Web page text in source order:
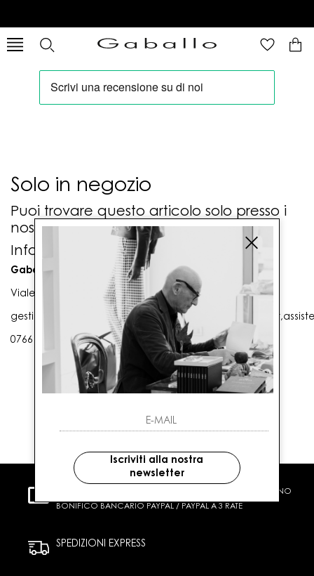
Solo in negozio
Puoi trovare questo articolo solo presso i
nostri punti vendita:
Info contatti
Gaballo Mario srl
Viale G. Matteotti n. 23 00053 Civitavecchia (RM)
0766 25656
CARTA DI CREDITO CONTRASSEGNO
BONIFICO BANCARIO PAYPAL / PAYPAL A 3 RATE
SPEDIZIONI EXPRESS
Iscriviti alla nostra
newsletter